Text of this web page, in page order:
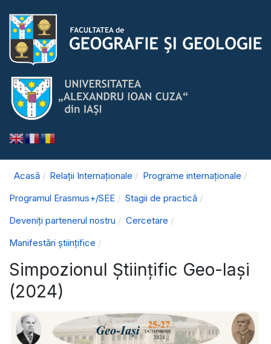
Acasă Relații Internaționale
Programe internaționale
Programul Erasmus+/SEE
Stagii de practică
Deveniți partenerul nostru
Cercetare
Manifestări științifice
Simpozionul Științific Geo-Iași
(2024)